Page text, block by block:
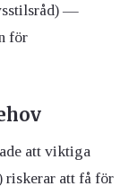
—
för
att viktiga
riskerar att få för